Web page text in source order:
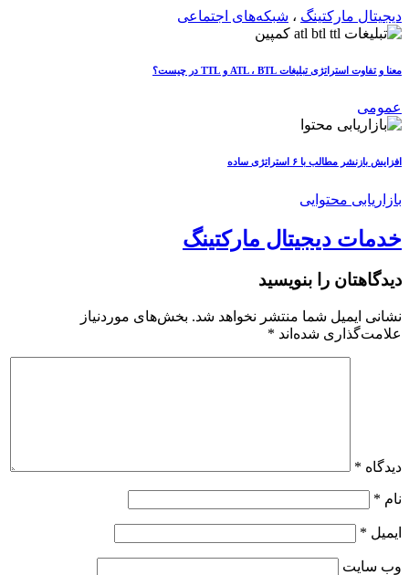
دیجیتال مارکتینگ ، شبکه‌های اجتماعی
معنا و تفاوت استراتژی تبلیغات ATL ، BTL و TTL در چیست؟
عمومی
افزایش بازنشر مطالب با ۶ استراتژی ساده
بازاریابی محتوایی
خدمات دیجیتال مارکتینگ
دیدگاهتان را بنویسید
نشانی ایمیل شما منتشر نخواهد شد. بخش‌های موردنیاز
علامت‌گذاری شده‌اند *
دیدگاه *
نام *
ایمیل *
وب‌ سایت